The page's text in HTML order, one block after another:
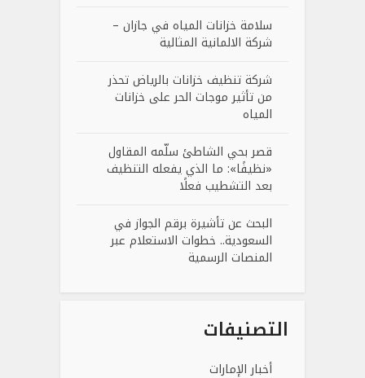
سلامة خزانات المياه في جازان –
شركة الالمانية المثالية
شركة تنظيف خزانات بالرياض تحذر
من تأثير موجات الحر على خزانات
المياه
قصر بحي الشاطئ سلّمه المقاول
«نظيفًا»: ما الذي يفعله التنظيف
بعد التشطيب فعلًا
البحث عن تأشيرة برقم الجواز في
السعودية.. خطوات الاستعلام عبر
المنصات الرسمية
التصنيفات
أخبار الإمارات